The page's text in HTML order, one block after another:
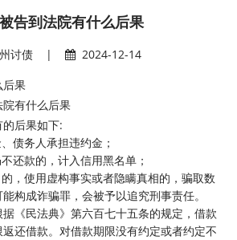
告到法院有什么后果
讨债 |
2024-12-14
后果
有什么后果
后果如下:
务人承担违约金；
款的，计入信用黑名单；
使用虚构事实或者隐瞒真相的，骗取数
构成诈骗罪，会被予以追究刑事责任。
民法典》第六百七十五条的规定，借款
还借款。对借款期限没有约定或者约定不